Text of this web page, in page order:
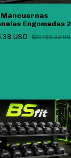
Engomadas
(copia)
USD $20769.22